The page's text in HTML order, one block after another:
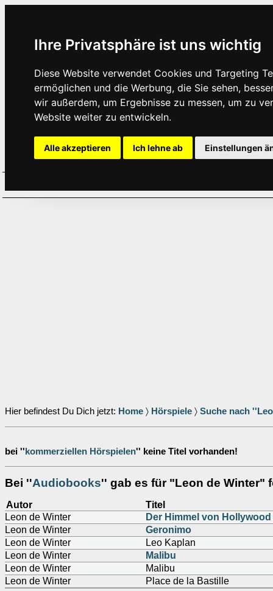
Ihre Privatsphäre ist uns wichtig
Diese Website verwendet Cookies und Targeting
ermöglichen und die Werbung, die Sie sehen,
wir außerdem, um Ergebnisse zu messen, um zu
Website weiter zu entwickeln.
Alle akzeptieren Ich lehne ab Einstellungen
Hier befindest Du Dich jetzt: Home 〉 Hörspiele 〉 Suche nach
bei '' kommerziellen Hörspielen'' keine Titel vorhanden!
Bei ''Audiobooks'' gab es für "Leon de Winter"
Autor
Titel
Leon de Winter
Der Himmel von Hollywood
Leon de Winter
Geronimo
Leon de Winter
Leo Kaplan
Leon de Winter
Malibu
Leon de Winter
Malibu
Leon de Winter
Place de la Bastille